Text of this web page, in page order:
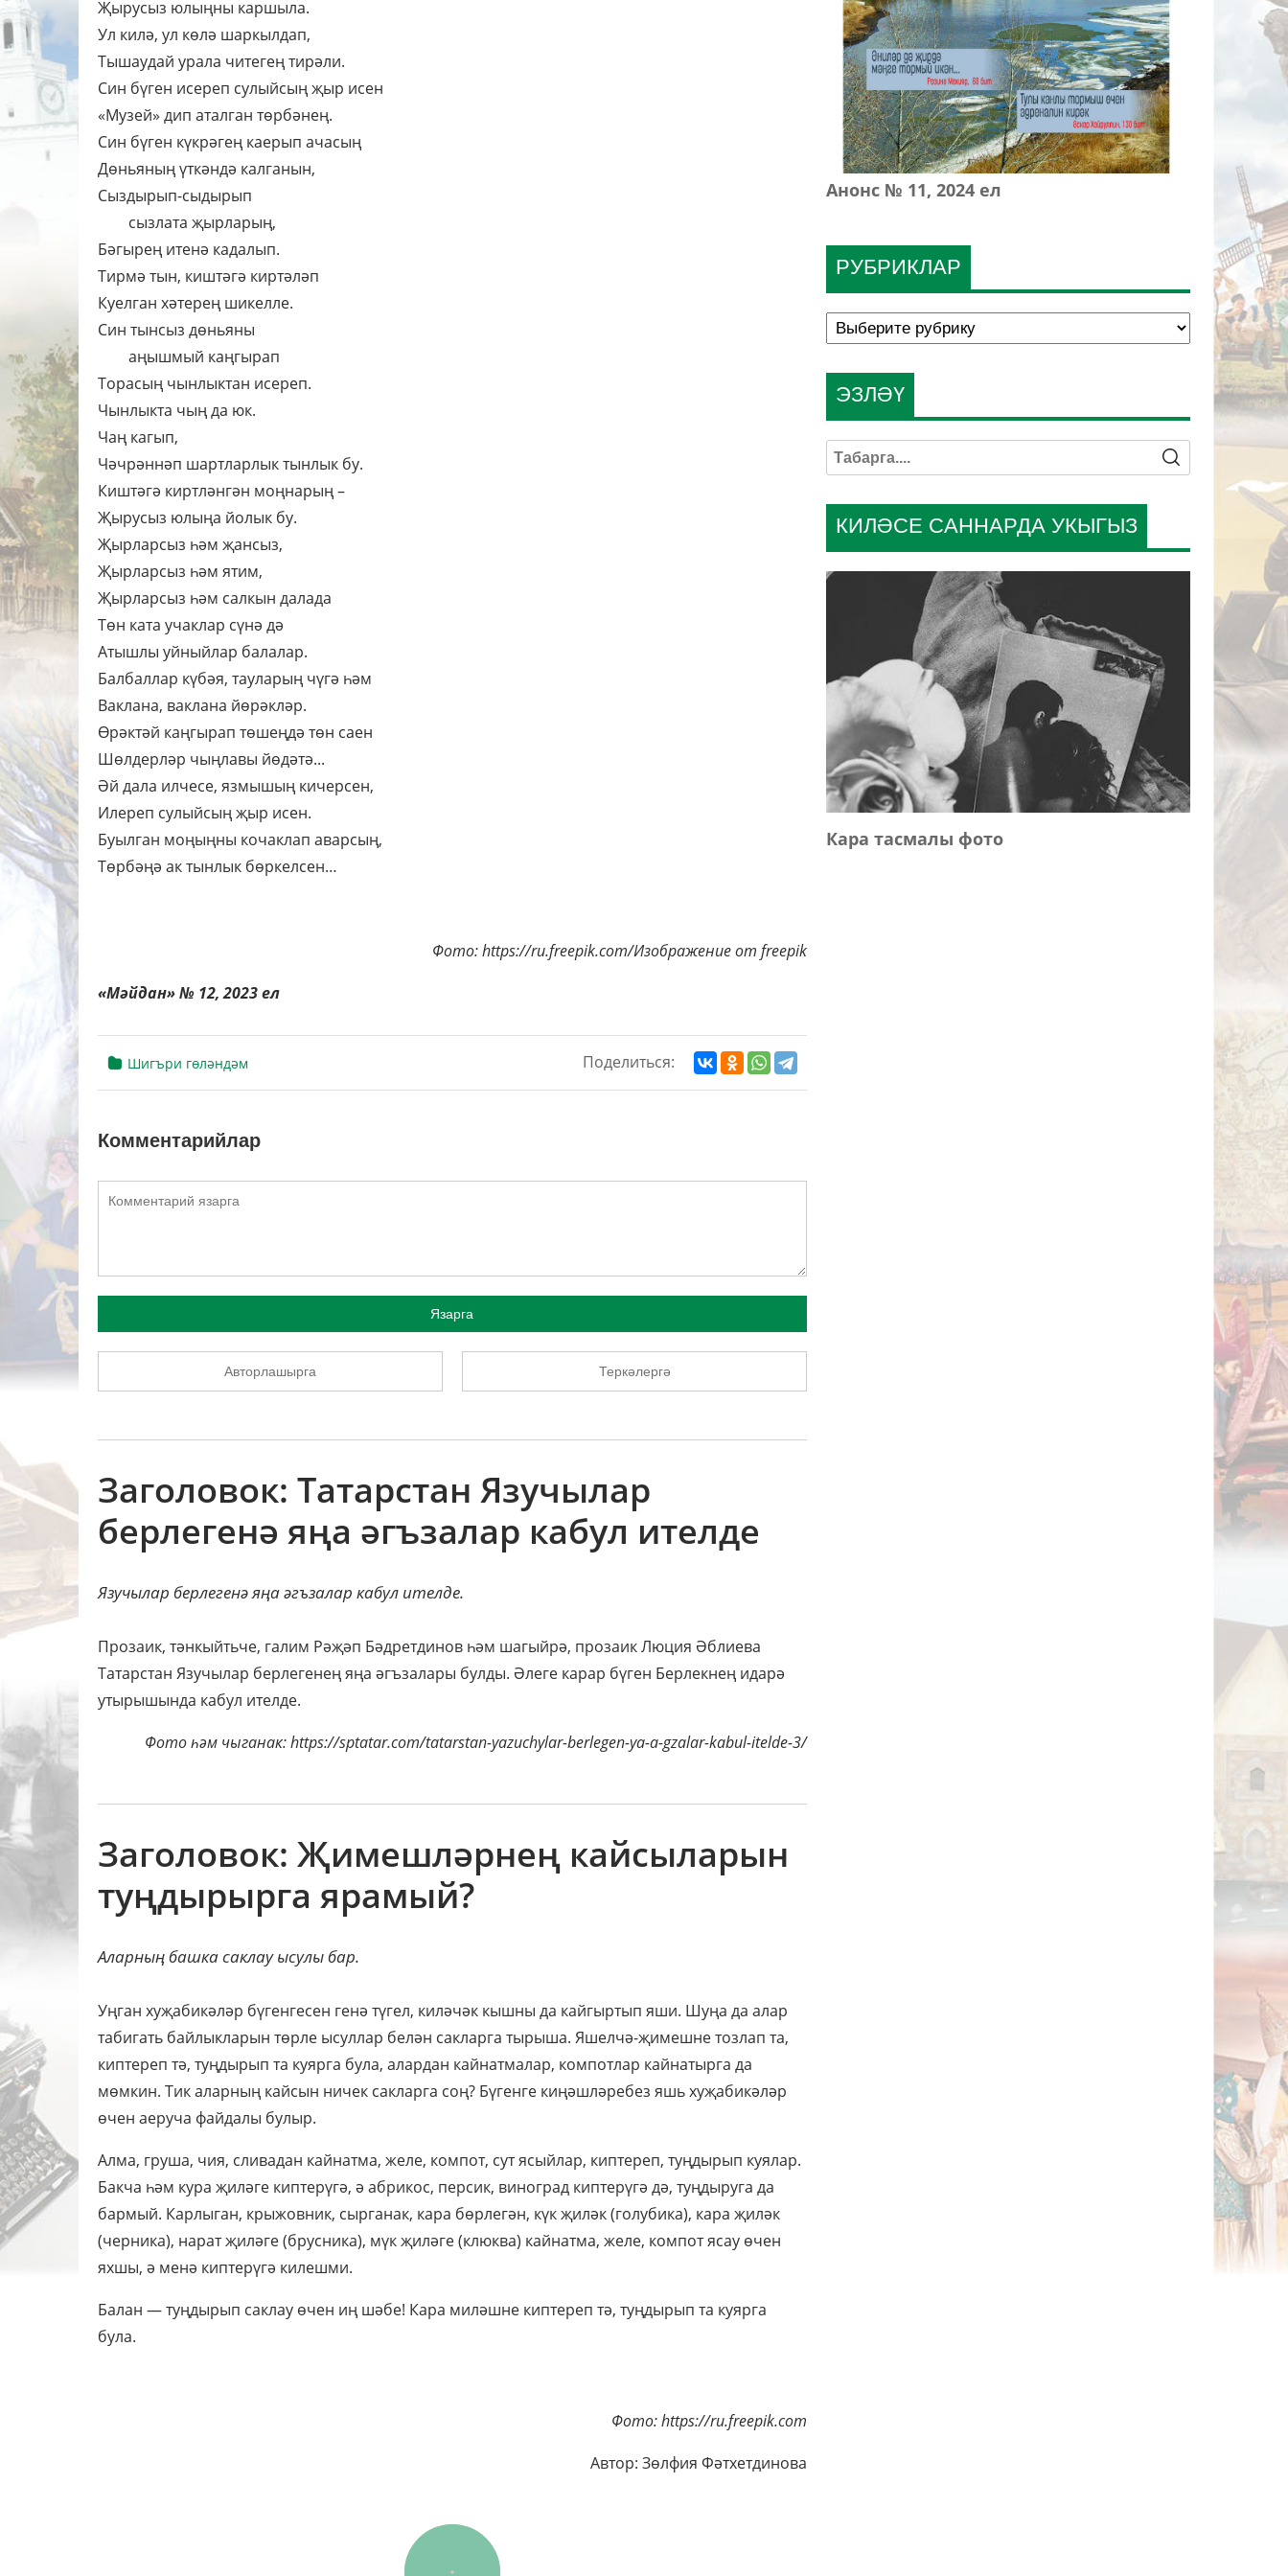
Җырусыз юлыңны каршыла.
Ул килә, ул көлә шаркылдап,
Тышаудай урала читегең тирәли.
Син бүген исереп сулыйсың җыр исен
«Музей» дип аталган төрбәнең.
Син бүген күкрәгең каерып ачасың
Дөньяның үткәндә калганын,
Сыздырып-сыдырып
сызлата җырларың,
Бәгырең итенә кадалып.
Тирмә тын, киштәгә киртәләп
Куелган хәтерең шикелле.
Син тынсыз дөньяны
аңышмый каңгырап
Торасың чынлыктан исереп.
Чынлыкта чың да юк.
Чаң кагып,
Чәчрәннәп шартларлык тынлык бу.
Киштәгә киртләнгән моңнарың –
Җырусыз юлыңа йолык бу.
Җырларсыз һәм җансыз,
Җырларсыз һәм ятим,
Җырларсыз һәм салкын далада
Төн ката учаклар сүнә дә
Атышлы уйныйлар балалар.
Балбаллар күбәя, тауларың чүгә һәм
Ваклана, ваклана йөрәкләр.
Өрәктәй каңгырап төшеңдә төн саен
Шөлдерләр чыңлавы йөдәтә...
Әй дала илчесе, язмышың кичерсен,
Илереп сулыйсың җыр исен.
Буылган моңыңны кочаклап аварсың,
Төрбәңә ак тынлык бөркелсен…
Фото: https://ru.freepik.com/Изображение от freepik
«Мәйдан» № 12, 2023 ел
Шигъри гөләндәм Поделиться:
Комментарийлар
Язарга
Авторлашырга Теркәлергә
Заголовок: Татарстан Язучылар
берлегенә яңа әгъзалар кабул ителде
Язучылар берлегенә яңа әгъзалар кабул ителде.
Прозаик, тәнкыйтьче, галим Рәҗәп Бәдретдинов һәм шагыйрә, прозаик Люция Әблиева
Татарстан Язучылар берлегенең яңа әгъзалары булды. Әлеге карар бүген Берлекнең идарә
утырышында кабул ителде.
Фото һәм чыганак:https://sptatar.com/tatarstan-yazuchylar-berlegen-ya-a-gzalar-kabul-itelde-3/
Заголовок: Җимешләрнең кайсыларын
туңдырырга ярамый?
Аларның башка саклау ысулы бар.
Уңган хуҗабикәләр бүгенгесен генә түгел, киләчәк кышны да кайгыртып яши. Шуңа да алар
табигать байлыкларын төрле ысуллар белән сакларга тырыша. Яшелчә-җимешне тозлап та,
киптереп тә, туңдырып та куярга була, алардан кайнатмалар, компотлар кайнатырга да
мөмкин. Тик аларның кайсын ничек сакларга соң? Бүгенге киңәшләребез яшь хуҗабикәләр
өчен аеруча файдалы булыр.
Алма, груша, чия, сливадан кайнатма, желе, компот, сут ясыйлар, киптереп, туңдырып куялар.
Бакча һәм кура җиләге киптерүгә, ә абрикос, персик, виноград киптерүгә дә, туңдыруга да
бармый. Карлыган, крыжовник, сырганак, кара бөрлегән, күк җиләк (голубика), кара җиләк
(черника), нарат җиләге (брусника), мүк җиләге (клюква) кайнатма, желе, компот ясау өчен
яхшы, ә менә киптерүгә килешми.
Балан — туңдырып саклау өчен иң шәбе! Кара миләшне киптереп тә, туңдырып та куярга
була.
Фото: https://ru.freepik.com
Автор: Зөлфия Фәтхетдинова
РУБРИКЛАР
Анонс № 11, 2024 ел
КИЛӘСЕ САННАРДА УКЫГЫЗ
Кара тасмалы фото
ЭЗЛӘҮ